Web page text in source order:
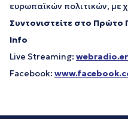
ευρωπαϊκών πολιτικών, με
Συντονιστείτε στο Πρώτο
Info
Live Streaming:
Facebook: